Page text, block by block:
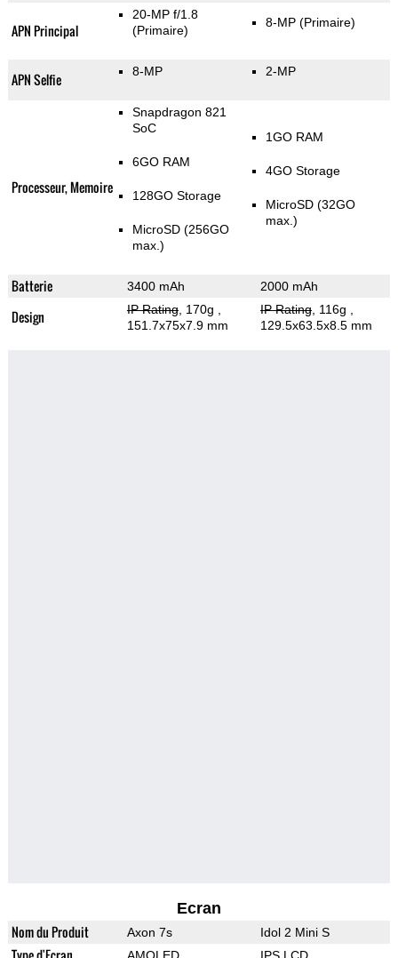
APN Principal
20-MP f/1.8
(Primaire)
8-MP (Primaire)
APN Selfie 8-MP 2-MP
Processeur, Memoire
Snapdragon 821
SoC
6GO RAM
128GO Storage
MicroSD (256GO
max.)
1GO RAM
4GO Storage
MicroSD (32GO
max.)
Batterie 3400 mAh 2000 mAh
Design IP Rating, 170g
151.7x75x7.9 mm
IP Rating, 116g
129.5x63.5x8.5 mm
Ecran
Nom du Produit Axon 7s Idol 2 Mini S